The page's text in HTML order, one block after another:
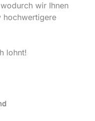
wir Ihnen
hochwertigere
lohnt!